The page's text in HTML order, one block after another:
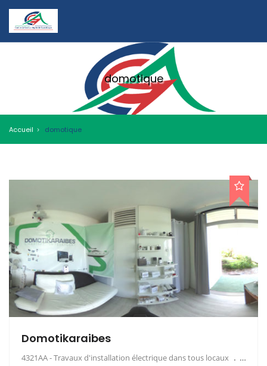
domotique
Accueil domotique
Domotikaraibes
4321AA - Travaux d'installation électrique dans tous locaux
1500 €